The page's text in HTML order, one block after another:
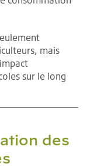
mais
sur le long
des